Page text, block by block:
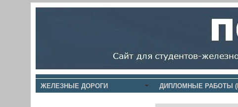
ЖЕЛЕЗНЫЕ ДОРОГИ ДИПЛОМНЫЕ РАБОТЫ